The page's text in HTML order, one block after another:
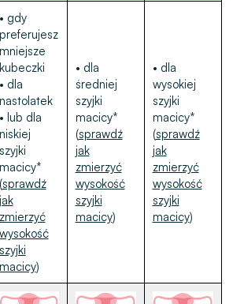
• gdy
preferujesz
mniejsze
kubeczki
• dla
nastolatek
• lub dla
niskiej
szyjki
macicy*
(sprawdź
jak
zmierzyć
wysokość
szyjki
macicy)
• dla
średniej
szyjki
macicy*
(sprawdź
jak
zmierzyć
wysokość
szyjki
macicy)
• dla
wysokiej
szyjki
macicy*
(sprawdź
jak
zmierzyć
wysokość
szyjki
macicy)